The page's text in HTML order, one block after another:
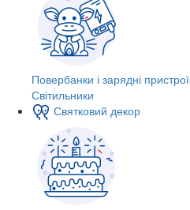
Повербанки і зарядні пристрої
Світильники
Святковий декор